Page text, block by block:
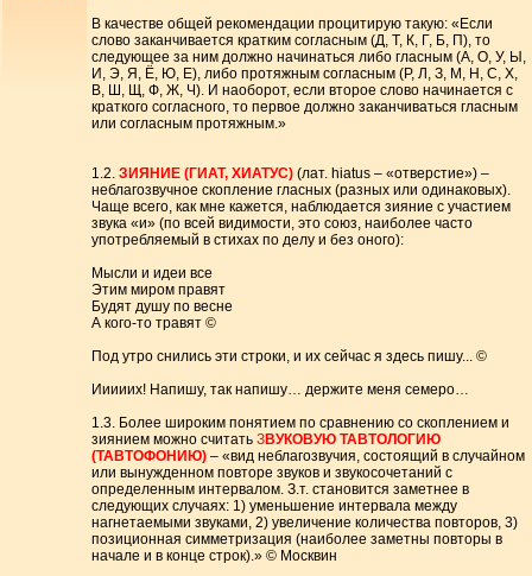
В качестве общей рекомендации процитирую такую: «Если
слово заканчивается кратким согласным (Д, Т, К, Г, Б, П), то
следующее за ним должно начинаться либо гласным (А, О, У, Ы,
И, Э, Я, Ё, Ю, Е), либо протяжным согласным (Р, Л, З, М, Н, С, Х,
В, Ш, Щ, Ф, Ж, Ч). И наоборот, если второе слово начинается с
краткого согласного, то первое должно заканчиваться гласным
или согласным протяжным.»
1.2.ЗИЯНИЕ (ГИАТ, ХИАТУС) (лат. hiatus – «отверстие») –
неблагозвучное скопление гласных (разных или одинаковых).
Чаще всего, как мне кажется, наблюдается зияние с участием
звука «и» (по всей видимости, это союз, наиболее часто
употребляемый в стихах по делу и без оного):
Мысли и идеи все
Этим миром правят
Будят душу по весне
А кого-то травят ©
Под утро снились эти строки, и их сейчас я здесь пишу... ©
Ииииих! Напишу, так напишу… держите меня семеро…
1.3. Более широким понятием по сравнению со скоплением и
зиянием можно считатьЗВУКОВУЮ ТАВТОЛОГИЮ
(ТАВТОФОНИЮ) – «вид неблагозвучия, состоящий в случайном
или вынужденном повторе звуков и звукосочетаний с
определенным интервалом. З.т. становится заметнее в
следующих случаях: 1) уменьшение интервала между
нагнетаемыми звуками, 2) увеличение количества повторов, 3)
позиционная симметризация (наиболее заметны повторы в
начале и в конце строк).» © Москвин